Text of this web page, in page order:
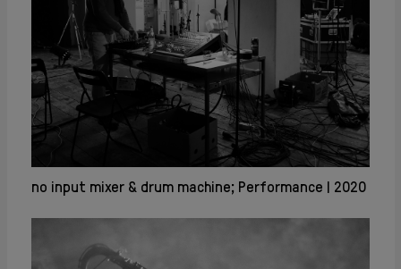
no input mixer & drum machine; Performance 2020